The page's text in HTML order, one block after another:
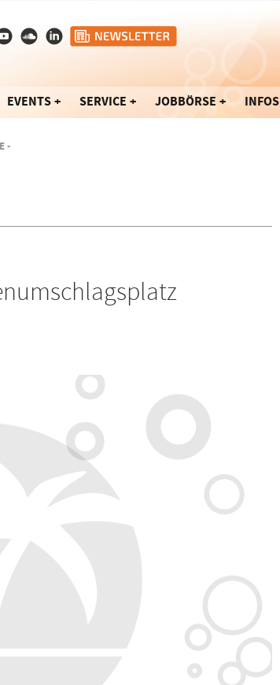
EVENTS SERVICE JOBBÖRSE INFOS
-